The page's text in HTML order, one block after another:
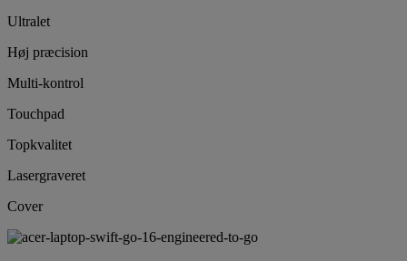
Ultralet
Høj præcision
Multi-kontrol
Touchpad
Topkvalitet
Lasergraveret
Cover